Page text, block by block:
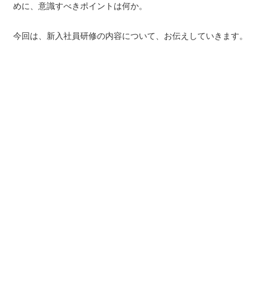
めに、意識すべきポイントは何か。
今回は、新入社員研修の内容について、お伝えしていきます。